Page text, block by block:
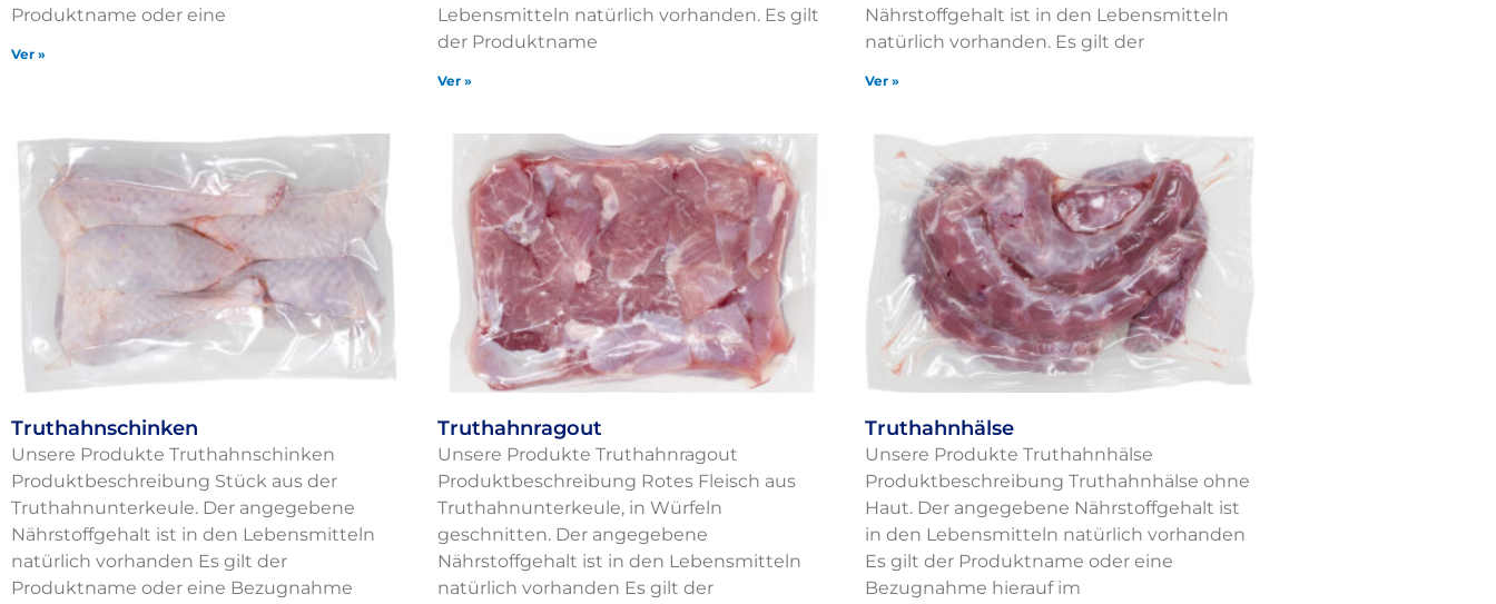
Produktname oder eine
Ver »
Lebensmitteln natürlich vorhanden. Es gilt
der Produktname
Ver »
Nährstoffgehalt ist in den Lebensmitteln
natürlich vorhanden. Es gilt der
Ver »
Truthahnschinken
Unsere Produkte Truthahnschinken
Produktbeschreibung Stück aus der
Truthahnunterkeule. Der angegebene
Nährstoffgehalt ist in den Lebensmitteln
natürlich vorhanden Es gilt der
Produktname oder eine Bezugnahme
Truthahnragout
Unsere Produkte Truthahnragout
Produktbeschreibung Rotes Fleisch aus
Truthahnunterkeule, in Würfeln
geschnitten. Der angegebene
Nährstoffgehalt ist in den Lebensmitteln
natürlich vorhanden Es gilt der
Truthahnhälse
Unsere Produkte Truthahnhälse
Produktbeschreibung Truthahnhälse ohne
Haut. Der angegebene Nährstoffgehalt ist
in den Lebensmitteln natürlich vorhanden
Es gilt der Produktname oder eine
Bezugnahme hierauf im